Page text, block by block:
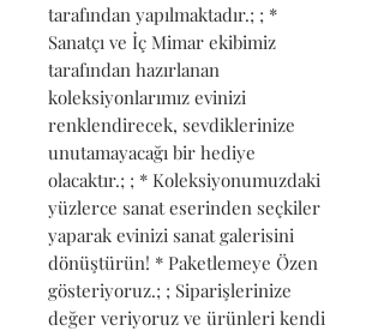
tarafından yapılmaktadır.; ; *
Sanatçı ve İç Mimar ekibimiz
tarafından hazırlanan
koleksiyonlarımız evinizi
renklendirecek, sevdiklerinize
unutamayacağı bir hediye
olacaktır.; ; * Koleksiyonumuzdaki
yüzlerce sanat eserinden seçkiler
yaparak evinizi sanat galerisini
dönüştürün! * Paketlemeye Özen
gösteriyoruz.; ; Siparişlerinize
değer veriyoruz ve ürünleri kendi